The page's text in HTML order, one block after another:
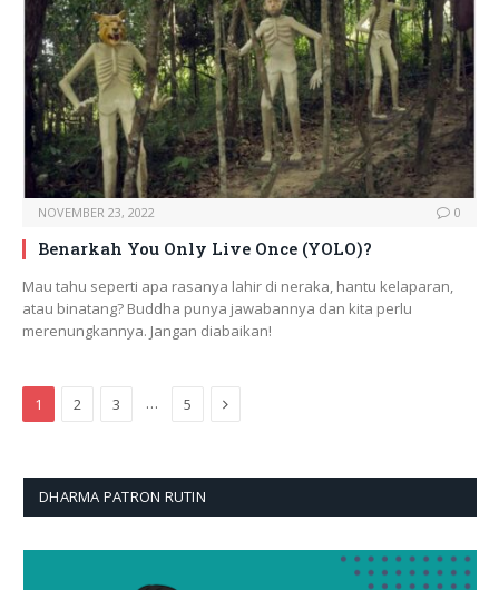
NOVEMBER 23, 2022 0
Benarkah You Only Live Once (YOLO)?
Mau tahu seperti apa rasanya lahir di neraka, hantu kelaparan,
atau binatang? Buddha punya jawabannya dan kita perlu
merenungkannya. Jangan diabaikan!
1 2 3 … 5 Next
DHARMA PATRON RUTIN